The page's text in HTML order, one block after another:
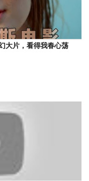
大片，看得我春心荡